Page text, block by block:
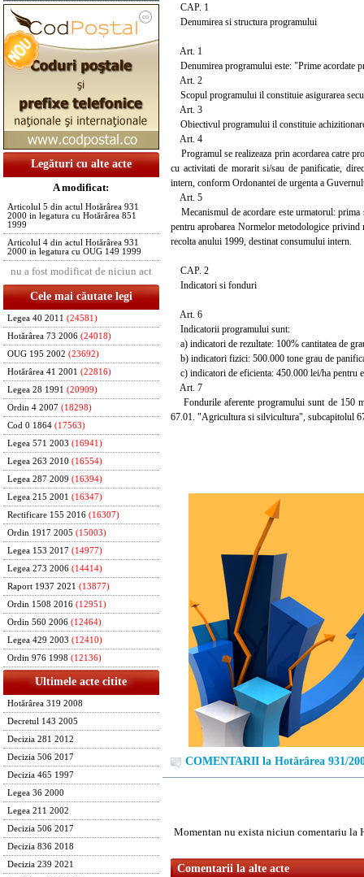
Legături cu alte acte
A modificat:
Articolul 5 din actul Hotărârea 931
2000 in legatura cu Hotărârea 851
1999
Articolul 4 din actul Hotărârea 931
2000 in legatura cu OUG 149 1999
nu a fost modificat de niciun act
Cele mai căutate legi
Legea 40 2011 (24581)
Hotărârea 73 2006 (24018)
OUG 195 2002 (23692)
Hotărârea 41 2001 (22816)
Legea 28 1991 (20909)
Ordin 4 2007 (18298)
Cod 0 1864 (17563)
Legea 571 2003 (16941)
Legea 263 2010 (16554)
Legea 287 2009 (16394)
Legea 215 2001 (16347)
Rectificare 155 2016 (16307)
Ordin 1917 2005 (15003)
Legea 153 2017 (14977)
Legea 273 2006 (14414)
Raport 1937 2021 (13877)
Ordin 1508 2016 (12951)
Ordin 560 2006 (12464)
Legea 429 2003 (12410)
Ordin 976 1998 (12136)
Ultimele acte citite
Hotărârea 319 2008
Decretul 143 2005
Decizia 281 2012
Decizia 506 2017
Decizia 465 1997
Legea 36 2000
Legea 211 2002
Decizia 506 2017
Decizia 836 2018
Decizia 239 2021
CAP. 1
Denumirea si structura programului
Art. 1
Denumirea programului este: "Prime acordate
Art. 2
Scopul programului il constituie asigurarea
Art. 3
Obiectivul programului il constituie
Art. 4
Programul se realizeaza prin acordarea catre
cu activitati de morarit si/sau de panificatie,
intern, conform Ordonantei de urgenta a
Art. 5
Mecanismul de acordare este urmatorul: prima
pentru aprobarea Normelor metodologice
recolta anului 1999, destinat consumului intern.
CAP. 2
Indicatori si fonduri
Art. 6
Indicatorii programului sunt:
a) indicatori de rezultate: 100% cantitatea de
b) indicatori fizici: 500.000 tone grau de
c) indicatori de eficienta: 450.000 lei/ha pentru
Art. 7
Fondurile aferente programului sunt de 150
67.01. "Agricultura si silvicultura", subcapitolul
COMENTARII la Hotărârea 931/
Momentan nu exista niciun comentariu la
Comentarii la alte acte